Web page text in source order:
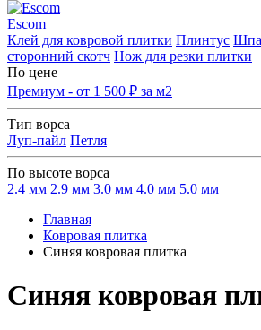
Escom
Клей для ковровой плитки Плинтус
сторонний скотч Нож для резки плитки
По цене
Премиум - от 1 500 ₽ за м2
Тип ворса
Луп-пайл Петля
По высоте ворса
2.4 мм 2.9 мм 3.0 мм 4.0 мм 5.0 мм
Главная
Ковровая плитка
Синяя ковровая плитка
Синяя ковровая